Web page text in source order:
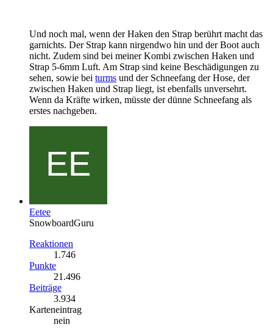
Und noch mal, wenn der Haken den Strap berührt macht das
garnichts. Der Strap kann nirgendwo hin und der Boot auch
nicht. Zudem sind bei meiner Kombi zwischen Haken und
Strap 5-6mm Luft. Am Strap sind keine Beschädigungen zu
sehen, sowie bei turms und der Schneefang der Hose, der
zwischen Haken und Strap liegt, ist ebenfalls unversehrt.
Wenn da Kräfte wirken, müsste der dünne Schneefang als
erstes nachgeben.
Eetee
SnowboardGuru
Reaktionen
1.746
Punkte
21.496
Beiträge
3.934
Karteneintrag
nein